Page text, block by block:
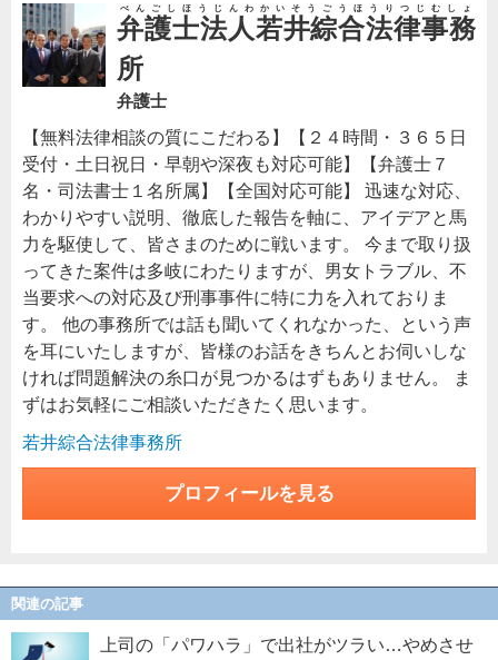
弁護士法人若井綜合法律事務
所
べんごしほうじんわかいそうごうほうりつじむしょ
弁護士
【無料法律相談の質にこだわる】【２４時間・３６５日
受付・土日祝日・早朝や深夜も対応可能】【弁護士７
名・司法書士１名所属】【全国対応可能】 迅速な対応、
わかりやすい説明、徹底した報告を軸に、アイデアと馬
力を駆使して、皆さまのために戦います。 今まで取り扱
ってきた案件は多岐にわたりますが、男女トラブル、不
当要求への対応及び刑事事件に特に力を入れておりま
す。 他の事務所では話も聞いてくれなかった、という声
を耳にいたしますが、皆様のお話をきちんとお伺いしな
ければ問題解決の糸口が見つかるはずもありません。 ま
ずはお気軽にご相談いただきたく思います。
若井綜合法律事務所
プロフィールを見る
関連の記事
上司の「パワハラ」で出社がツラい…やめさせ